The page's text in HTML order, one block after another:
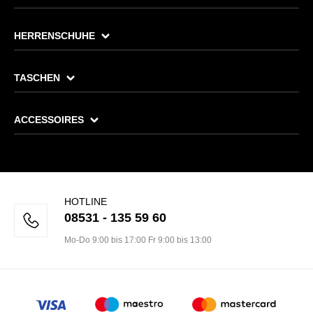
HERRENSCHUHE
TASCHEN
ACCESSOIRES
HOTLINE
08531 - 135 59 60
Mo-Do 9:00 bis 17:00 Fr 9:00 bis 13:00